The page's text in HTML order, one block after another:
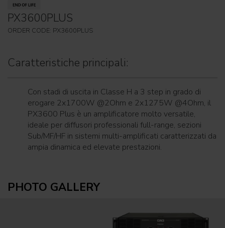
PX3600PLUS
ORDER CODE: PX3600PLUS
Caratteristiche principali:
Con stadi di uscita in Classe H a 3 step in grado di
erogare 2x1700W @2Ohm e 2x1275W @4Ohm, il
PX3600 Plus è un amplificatore molto versatile,
ideale per diffusori professionali full-range, sezioni
Sub/MF/HF in sistemi multi-amplificati caratterizzati da
ampia dinamica ed elevate prestazioni.
PHOTO GALLERY